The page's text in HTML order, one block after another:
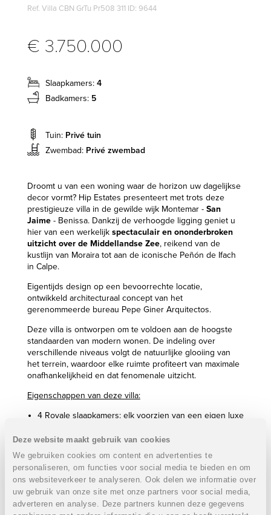
Deze website maakt gebruik van cookies
We gebruiken cookies om content en advertenties te
personaliseren, om functies voor social media te bieden en om
ons websiteverkeer te analyseren. Ook delen we informatie over
uw gebruik van onze site met onze partners voor social media,
adverteren en analyse. Deze partners kunnen deze gegevens
Ref. Villa CBN GrTu Pr508 311 ID: 9644
€ 3.750.000
Slaapkamers: 4
Badkamers: 5
Tuin: Privé tuin
Zwembad: Privé zwembad
Droomt u van een woning waar de horizon uw dagelijkse
decor vormt? Hip Estates presenteert met trots deze
prestigieuze villa in de gewilde wijk Montemar - San
Jaime- Benissa. Dankzij de verhoogde ligging geniet u
hier van een werkelijk spectaculair en ononderbroken
uitzicht over de Middellandse Zee, reikend van de
kustlijn van Moraira tot aan de iconische Peñón de Ifach
in Calpe.
Eigentijds design op een bevoorrechte locatie,
ontwikkeld architecturaal concept van het
gerenommeerde bureau Pepe Giner Arquitectos.
Deze villa is ontworpen om te voldoen aan de hoogste
standaarden van modern wonen. De indeling over
verschillende niveaus volgt de natuurlijke glooiing van
het terrein, waardoor elke ruimte profiteert van maximale
onafhankelijkheid en dat fenomenale uitzicht.
Eigenschappen van deze villa:
4 Royale slaapkamers: elk voorzien van een eigen luxe
5 Badkamers in totaal
Oppervlakte perceel: 1 017 m²
Bebouwde oppervlakte: 502 m²
Binnenpatio: groen én extra lichtinval
Overloopzwembad
Open leefkeuken met living gericht op de zee
Terrassen en aangelegde tuin